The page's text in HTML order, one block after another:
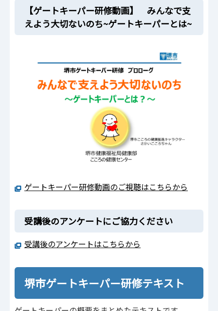
【ゲートキーパー研修動画】 みんなで支
えよう大切ないのち~ゲートキーパーとは~
ゲートキーパー研修動画のご視聴はこちらから
受講後のアンケートにご協力ください
受講後のアンケートはこちらから
堺市ゲートキーパー研修テキスト